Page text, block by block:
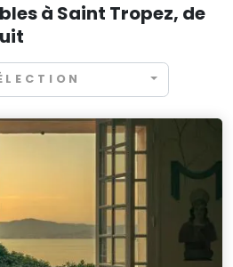
à Saint Tropez, de